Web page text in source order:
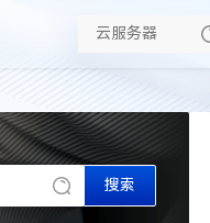
搜索